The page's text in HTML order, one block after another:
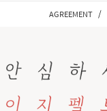
AGREEMENT /